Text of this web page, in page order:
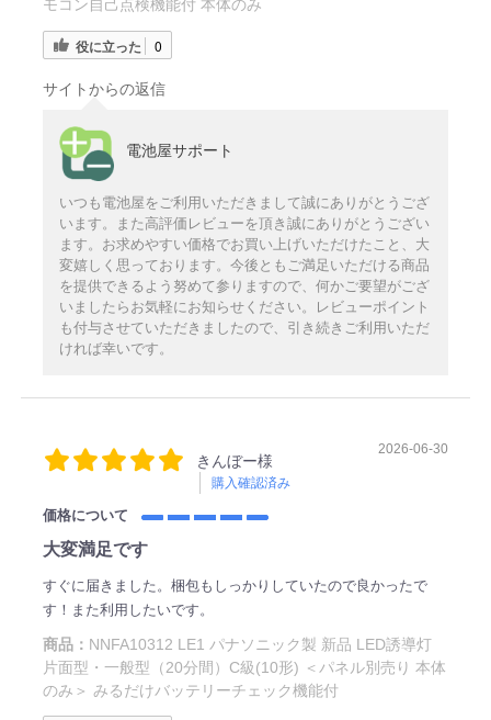
モコン自己点検機能付 本体のみ
役に立った 0
サイトからの返信
電池屋サポート
いつも電池屋をご利用いただきまして誠にありがとうござ
います。また高評価レビューを頂き誠にありがとうござい
ます。お求めやすい価格でお買い上げいただけたこと、大
変嬉しく思っております。今後ともご満足いただける商品
を提供できるよう努めて参りますので、何かご要望がござ
いましたらお気軽にお知らせください。レビューポイント
も付与させていただきましたので、引き続きご利用いただ
ければ幸いです。
きんぼー様
購入確認済み
2026-06-30
価格について
大変満足です
すぐに届きました。梱包もしっかりしていたので良かったで
す！また利用したいです。
商品： NNFA10312 LE1 パナソニック製 新品 LED誘導灯
片面型・一般型（20分間）C級(10形) ＜パネル別売り 本体
のみ＞ みるだけバッテリーチェック機能付